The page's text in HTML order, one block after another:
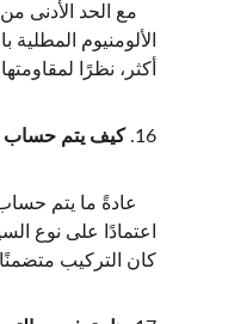
مع الحد
أكثر، نظرًا
16. كيف يتم حساب
عادةً ما يتم
اعتمادًا على نوع
كان التركيب متضمنًا